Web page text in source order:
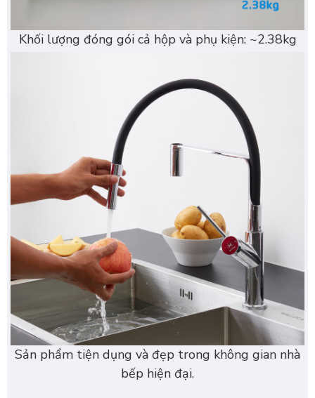
Khối lượng đóng gói cả hộp và phụ kiện: ~2.38kg
Sản phẩm tiện dụng và đẹp trong không gian nhà
bếp hiện đại.